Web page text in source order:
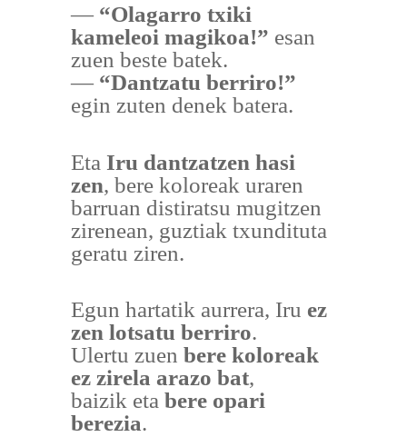
— “Olagarro txiki
kameleoi magikoa!” esan
zuen beste batek.
— “Dantzatu berriro!”
egin zuten denek batera.
Eta Iru dantzatzen hasi
zen, bere koloreak uraren
barruan distiratsu mugitzen
zirenean, guztiak txundituta
geratu ziren.
Egun hartatik aurrera, Iru ez
zen lotsatu berriro.
Ulertu zuen bere koloreak
ez zirela arazo bat,
baizik eta bere opari
berezia.